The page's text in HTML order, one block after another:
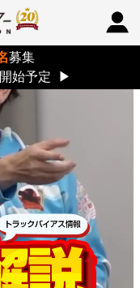
募集
始予定
▶